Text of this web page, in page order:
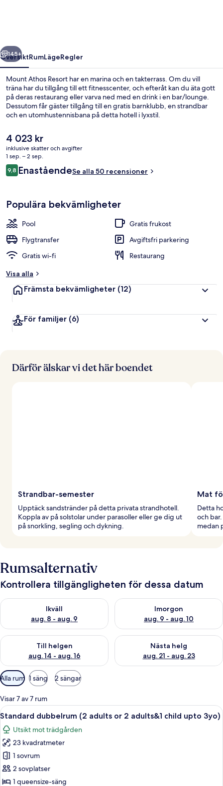
Nästa
145+
ÖversiktRumLägeRegler
Mount Athos Resort har en marina och en takterrass. Om du vill
träna har du tillgång till ett fitnesscenter, och efteråt kan du äta gott
på deras restaurang eller varva ned med en drink i en bar/lounge.
Dessutom får gäster tillgång till en gratis barnklubb, en strandbar
och en utomhustennisbana på detta hotell i lyxstil.
Det
nuvarande
priset
är
4 023 kr
4 023 kr
inklusive skatter och avgifter
1 sep. – 2 sep.
Recensioner
9,89,8 av 10,
EnaståendeSe alla 50 recensioner
Populära bekvämligheter
Pool
Gratis frukost
Flygtransfer
Avgiftsfri parkering
Gratis wi-fi
Restaurang
Visa alla
Främsta bekvämligheter (12)
För familjer (6)
Därför älskar vi det här boendet
Strandbar-semester
Upptäck sandstränder på detta privata strandhotell.
Koppla av på solstolar under parasoller eller ge dig ut
på snorkling, segling och dykning.
Mat
Detta
och
medan
Rumsalternativ
Kontrollera tillgängligheten för dessa datum
Ikväll
aug. 8 - aug. 9
Kontrollera tillgängligheten för ikväll aug. 8 - aug. 9
Imorgon
aug. 9 - aug. 10
Kontrollera tillgängligheten
Till helgen
aug. 14 - aug. 16
Kontrollera tillgängligheten för den här helgen aug. 14 - aug.
Nästa helg
aug. 21 - aug. 23
Kontrollera tillgängligheten
Tillgängliga
filter
för
rum
Alla rum 1 säng 2 sängar
Visar 7 av 7 rum
Öppna
alla
foton
för
Standard
dubbelrum
(2
Ett hotellrum med en stor säng, ett
1
Standard dubbelrum (2 adults or 2 adults&1 child upto 3yo)
Utsikt mot trädgården
23 kvadratmeter
1 sovrum
2 sovplatser
1 queensize-säng